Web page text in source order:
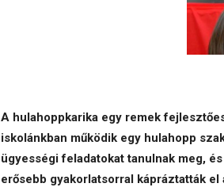
A hulahoppkarika egy remek
iskolánkban működik egy hulahopp
ügyességi feladatokat tanulnak meg,
erősebb gyakorlatsorral kápráztatták